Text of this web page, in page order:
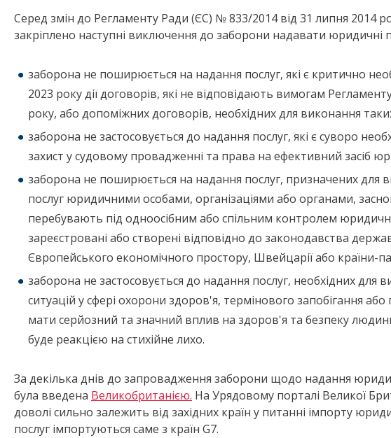
Серед змін до Регламенту Ради (ЄС) № 833/2014 від 31 липня 2014
закріплено наступні виключення до заборони надавати юридичні
заборона не поширюється на надання послуг, які є критично
2023 року дії договорів, які не відповідають вимогам
року, або допоміжних договорів, необхідних для виконання
заборона не застосовується до надання послуг, які є суворо
захист у судовому провадженні та права на ефективний засіб
заборона не поширюється на надання послуг, призначених для
послуг юридичними особами, організаціями або органами,
перебувають під одноосібним або спільним контролем
зареєстровані або створені відповідно до законодавства
Європейського економічного простору, Швейцарії або країни-
заборона не застосовується до надання послуг, необхідних для
ситуацій у сфері охорони здоров'я, термінового запобігання
мати серйозний та значний вплив на здоров'я та безпеку
буде реакцією на стихійне лихо.
За декілька днів до запровадження заборони щодо надання
була введена Великобританією. На Урядовому порталі Великої
доволі сильно залежить від західних країн у питанні імпорту
послуг імпортуються саме з країн G7.